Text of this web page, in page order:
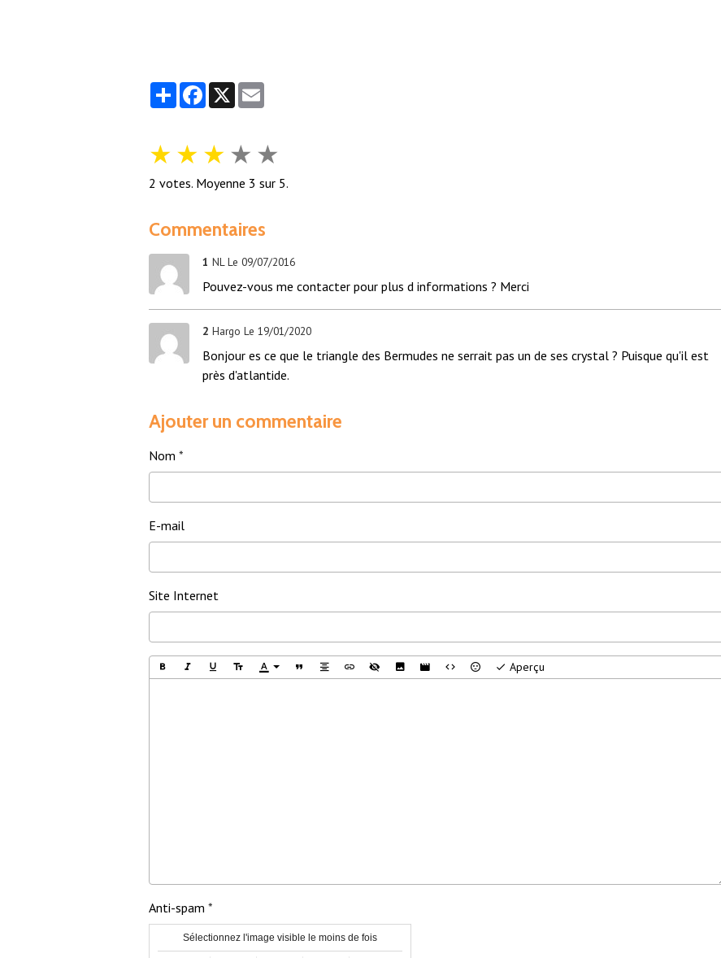
PartagerFacebook
X
★★★★ ★
2 votes. Moyenne 3 sur 5.
Commentaires
1 NL Le 09/07/2016
Pouvez-vous me contacter pour plus d informations ? Merci
2 Hargo Le 19/01/2020
Bonjour es ce que le triangle des Bermudes ne serrait pas un de ses crystal ? Puisque qu'il est
près d'atlantide.
Ajouter un commentaire
Nom
E-mail
Site Internet
Aperçu
Anti-spam
Sélectionnez l'image visible le moins de fois